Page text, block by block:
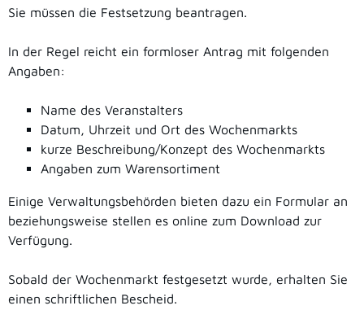
Sie müssen die Festsetzung beantragen.
In der Regel reicht ein formloser Antrag mit folgenden
Angaben:
Name des Veranstalters
Datum, Uhrzeit und Ort des Wochenmarkts
kurze Beschreibung/Konzept des Wochenmarkts
Angaben zum Warensortiment
Einige Verwaltungsbehörden bieten dazu ein Formular an
beziehungsweise stellen es online zum Download zur
Verfügung.
Sobald der Wochenmarkt festgesetzt wurde, erhalten Sie
einen schriftlichen Bescheid.